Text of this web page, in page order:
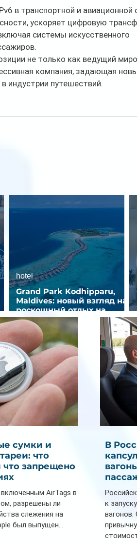
в транспортной и авиационной
ускоряет цифровую
системы искусственного
не только как ведущий
компания, задающая
индустрии путешествий.
Grand Park Kodhipparu,
Maldives: новый взгляд на
роскошный отдых на
Мальдивах
hotel
сумки и
что
запрещено в
AirTags в
разрешены ли
слежения на
был выпущен...
В
к